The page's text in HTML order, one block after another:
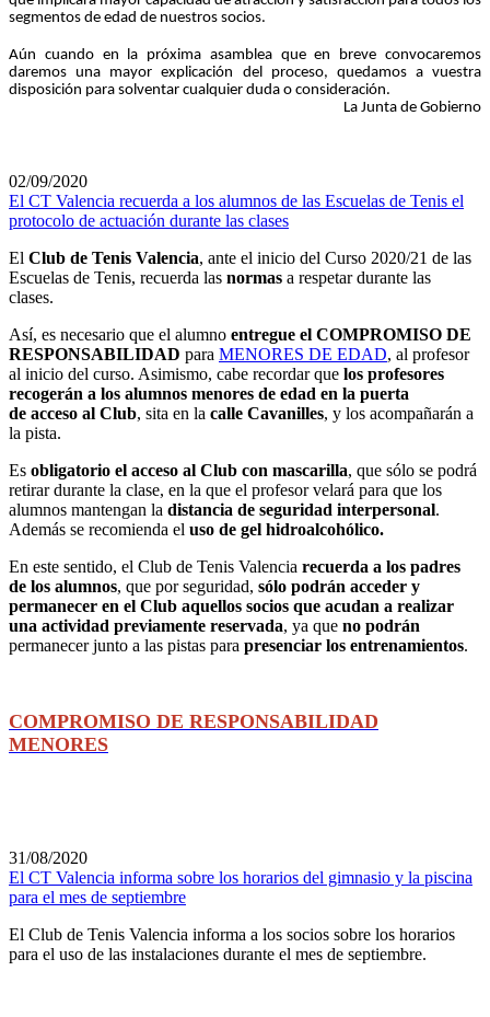
segmentos de edad de nuestros socios.
Aún cuando en la próxima asamblea que en breve convocaremos
daremos una mayor explicación del proceso, quedamos a vuestra
disposición para solventar cualquier duda o consideración.
La Junta de Gobierno
02/09/2020
El CT Valencia recuerda a los alumnos de las Escuelas de Tenis el
protocolo de actuación durante las clases
El Club de Tenis Valencia, ante el inicio del Curso 2020/21 de las
Escuelas de Tenis, recuerda las normas a respetar durante las
clases.
Así, es necesario que el alumno entregue el COMPROMISO DE
RESPONSABILIDAD para MENORES DE EDAD, al profesor
al inicio del curso. Asimismo, cabe recordar que los profesores
recogerán a los alumnos menores de edad en la puerta
de acceso al Club, sita en la calle Cavanilles, y los acompañarán a
la pista.
Es obligatorio el acceso al Club con mascarilla, que sólo se podrá
retirar durante la clase, en la que el profesor velará para que los
alumnos mantengan la distancia de seguridad interpersonal.
Además se recomienda el uso de gel hidroalcohólico.
En este sentido, el Club de Tenis Valencia recuerda a los padres
de los alumnos, que por seguridad, sólo podrán acceder y
permanecer en el Club aquellos socios que acudan a realizar
una actividad previamente reservada, ya que no podrán
permanecer junto a las pistas para presenciar los entrenamientos.
COMPROMISO DE RESPONSABILIDAD
MENORES
31/08/2020
El CT Valencia informa sobre los horarios del gimnasio y la piscina
para el mes de septiembre
El Club de Tenis Valencia informa a los socios sobre los horarios
para el uso de las instalaciones durante el mes de septiembre.